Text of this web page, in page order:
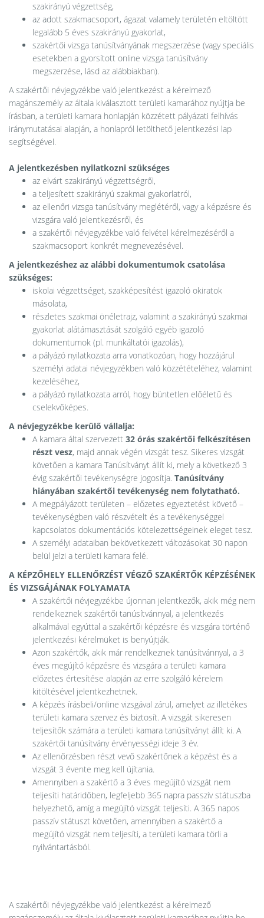
szakirányú végzettség,
az adott szakmacsoport, ágazat valamely területén eltöltött
legalább 5 éves szakirányú gyakorlat,
szakértői vizsga tanúsítványának megszerzése (vagy speciális
esetekben a gyorsított online vizsga tanúsítvány
megszerzése, lásd az alábbiakban).
A szakértői névjegyzékbe való jelentkezést a kérelmező
magánszemély az általa kiválasztott területi kamarához nyújtja be
írásban, a területi kamara honlapján közzétett pályázati felhívás
iránymutatásai alapján, a honlapról letölthető jelentkezési lap
segítségével.
A jelentkezésben nyilatkozni szükséges
az elvárt szakirányú végzettségről,
a teljesített szakirányú szakmai gyakorlatról,
az ellenőri vizsga tanúsítvány meglétéről, vagy a képzésre és
vizsgára való jelentkezésről, és
a szakértői névjegyzékbe való felvétel kérelmezéséről a
szakmacsoport konkrét megnevezésével.
A jelentkezéshez az alábbi dokumentumok csatolása
szükséges:
iskolai végzettséget, szakképesítést igazoló okiratok
másolata,
részletes szakmai önéletrajz, valamint a szakirányú szakmai
gyakorlat alátámasztását szolgáló egyéb igazoló
dokumentumok (pl. munkáltatói igazolás),
a pályázó nyilatkozata arra vonatkozóan, hogy hozzájárul
személyi adatai névjegyzékben való közzétételéhez, valamint
kezeléséhez,
a pályázó nyilatkozata arról, hogy büntetlen előéletű és
cselekvőképes.
A névjegyzékbe kerülő vállalja:
A kamara által szervezett 32 órás szakértői felkészítésen
részt vesz, majd annak végén vizsgát tesz. Sikeres vizsgát
követően a kamara Tanúsítványt állít ki, mely a következő 3
évig szakértői tevékenységre jogosítja. Tanúsítvány
hiányában szakértői tevékenység nem folytatható.
A megpályázott területen – előzetes egyeztetést követő –
tevékenységben való részvételt és a tevékenységgel
kapcsolatos dokumentációs kötelezettségeinek eleget tesz.
A személyi adataiban bekövetkezett változásokat 30 napon
belül jelzi a területi kamara felé.
A KÉPZŐHELY ELLENŐRZÉST VÉGZŐ SZAKÉRTŐK KÉPZÉSÉNEK
ÉS VIZSGÁJÁNAK FOLYAMATA
A szakértői névjegyzékbe újonnan jelentkezők, akik még nem
rendelkeznek szakértői tanúsítvánnyal, a jelentkezés
alkalmával egyúttal a szakértői képzésre és vizsgára történő
jelentkezési kérelmüket is benyújtják.
Azon szakértők, akik már rendelkeznek tanúsítvánnyal, a 3
éves megújító képzésre és vizsgára a területi kamara
előzetes értesítése alapján az erre szolgáló kérelem
kitöltésével jelentkezhetnek.
A képzés írásbeli/online vizsgával zárul, amelyet az illetékes
területi kamara szervez és biztosít. A vizsgát sikeresen
teljesítők számára a területi kamara tanúsítványt állít ki. A
szakértői tanúsítvány érvényességi ideje 3 év.
Az ellenőrzésben részt vevő szakértőnek a képzést és a
vizsgát 3 évente meg kell újítania.
Amennyiben a szakértő a 3 éves megújító vizsgát nem
teljesíti határidőben, legfeljebb 365 napra passzív státuszba
helyezhető, amíg a megújító vizsgát teljesíti. A 365 napos
passzív státuszt követően, amennyiben a szakértő a
megújító vizsgát nem teljesíti, a területi kamara törli a
nyilvántartásból.
A szakértői névjegyzékbe való jelentkezést a kérelmező